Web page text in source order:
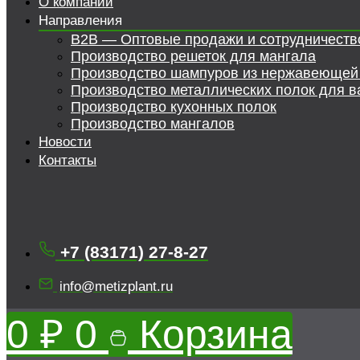
Направления
B2B — Оптовые продажи и
Производство решеток для мангала
Производство шампуров из нержавеющей
Производство металлических полок для
Производство кухонных полок
Производство мангалов
Новости
Контакты
+7 (83171) 27-8-27
info@metizplant.ru
0 ₽ 0 Корзина